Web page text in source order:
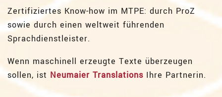
Zertifiziertes Know-how im MTPE: durch ProZ
sowie durch einen weltweit führenden
Sprachdienstleister.
Wenn maschinell erzeugte Texte überzeugen
sollen, ist Neumaier Translations Ihre Partnerin.